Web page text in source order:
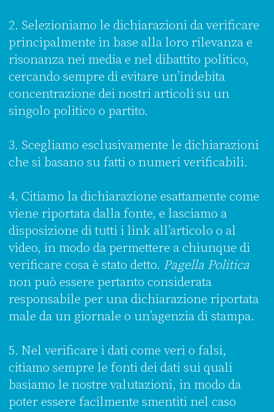
2. Selezioniamo le dichiarazioni da verificare
principalmente in base alla loro rilevanza e
risonanza nei media e nel dibattito politico,
cercando sempre di evitare un’indebita
concentrazione dei nostri articoli su un
singolo politico o partito.
3. Scegliamo esclusivamente le dichiarazioni
che si basano su fatti o numeri verificabili.
4. Citiamo la dichiarazione esattamente come
viene riportata dalla fonte, e lasciamo a
disposizione di tutti i link all’articolo o al
video, in modo da permettere a chiunque di
verificare cosa è stato detto. Pagella Politica
non può essere pertanto considerata
responsabile per una dichiarazione riportata
male da un giornale o un’agenzia di stampa.
5. Nel verificare i dati come veri o falsi,
citiamo sempre le fonti dei dati sui quali
basiamo le nostre valutazioni, in modo da
poter essere facilmente smentiti nel caso